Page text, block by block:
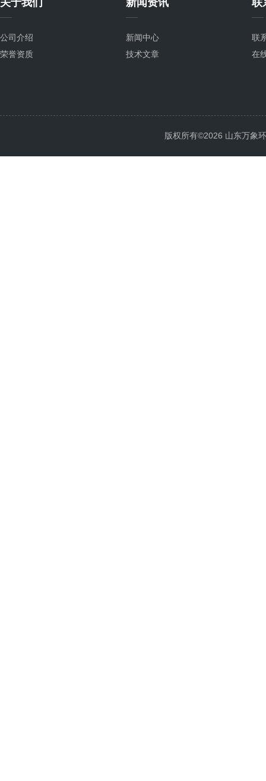
关于我们
公司介绍
荣誉资质
新闻资讯
新闻中心
技术文章
联
联
在
版权所有©2026 山东万象